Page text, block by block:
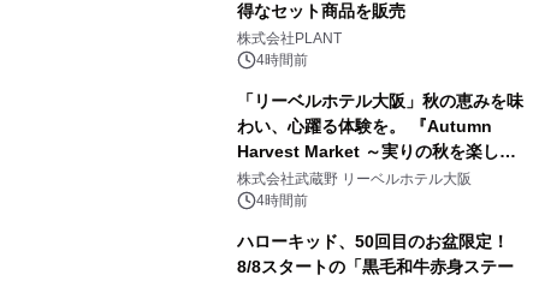
得なセット商品を販売
株式会社PLANT
4時間前
「リーベルホテル大阪」秋の恵みを味
わい、心躍る体験を。 『Autumn
Harvest Market ～実りの秋を楽しむ
ディナー&スイーツビュッフェ～』を9
月18日より開催！
株式会社武蔵野 リーベルホテル大阪
4時間前
ハローキッド、50回目のお盆限定！
8/8スタートの「黒毛和牛赤身ステー